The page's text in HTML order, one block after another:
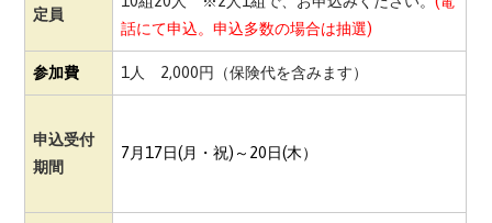
定員
話にて申込。申込多数の場合は抽選)
参加費 1人 2,000円（保険代を含みます）
申込受付
期間
7月17日(月・祝)～20日(木）